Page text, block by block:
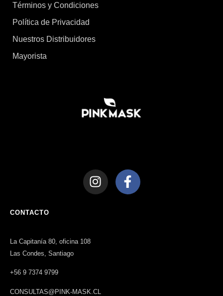
Términos y Condiciones
Política de Privacidad
Nuestros Distribuidores
Mayorista
CONTACTO
La Capitanía 80, oficina 108
Las Condes, Santiago
+56 9 7374 9799
CONSULTAS@PINK-MASK.CL